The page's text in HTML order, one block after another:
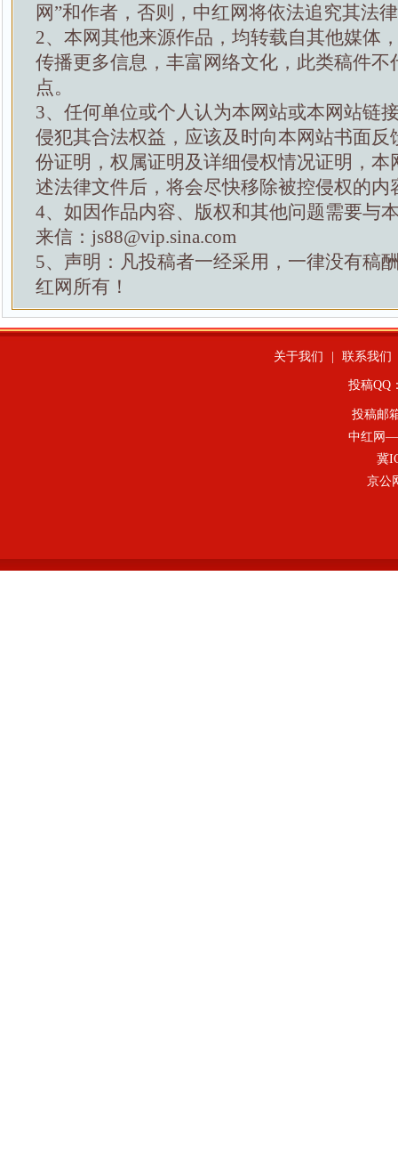
网”和作者，否则，中红网将依法追究其法
2、本网其他来源作品，均转载自其他媒体
传播更多信息，丰富网络文化，此类稿件不
点。
3、任何单位或个人认为本网站或本网站链
侵犯其合法权益，应该及时向本网站书面反
份证明，权属证明及详细侵权情况证明，本
述法律文件后，将会尽快移除被控侵权的内
4、如因作品内容、版权和其他问题需要与
来信：js88@vip.sina.com
5、声明：凡投稿者一经采用，一律没有稿
红网所有！
关于我们 联系我们
投稿QQ
投稿邮
中红网—
冀
京公